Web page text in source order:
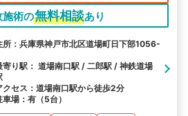
術の無料相談あり
所：兵庫県神戸市北区道場町日下部1056-
寄り駅： 道場南口駅 / 二郎駅 / 神鉄道場
クセス：道場南口駅から徒歩2分
車場：有（5台）